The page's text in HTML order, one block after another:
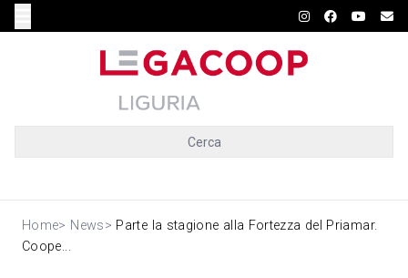
Cerca
Home> News> Parte la stagione alla Fortezza del Priamar.
Coope...